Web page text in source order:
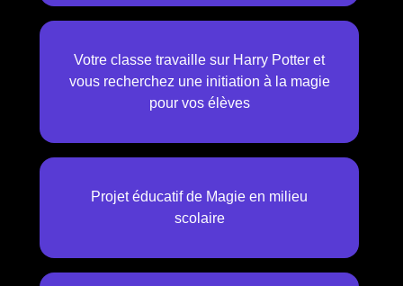
Votre classe travaille sur Harry Potter et
vous recherchez une initiation à la magie
pour vos élèves
Projet éducatif de Magie en milieu
scolaire